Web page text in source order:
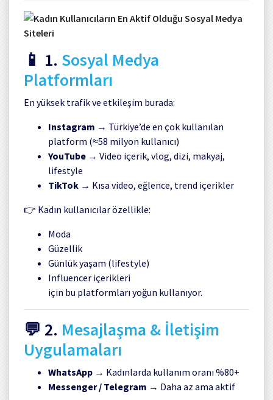
📱 1. Sosyal Medya
Platformları
En yüksek trafik ve etkileşim burada:
Instagram → Türkiye’de en çok kullanılan
platform (≈58 milyon kullanıcı)
YouTube → Video içerik, vlog, dizi, makyaj,
lifestyle
TikTok → Kısa video, eğlence, trend içerikler
👉 Kadın kullanıcılar özellikle:
Moda
Güzellik
Günlük yaşam (lifestyle)
Influencer içerikleri
için bu platformları yoğun kullanıyor.
💬 2. Mesajlaşma & İletişim
Uygulamaları
WhatsApp → Kadınlarda kullanım oranı %80+
Messenger / Telegram → Daha az ama aktif